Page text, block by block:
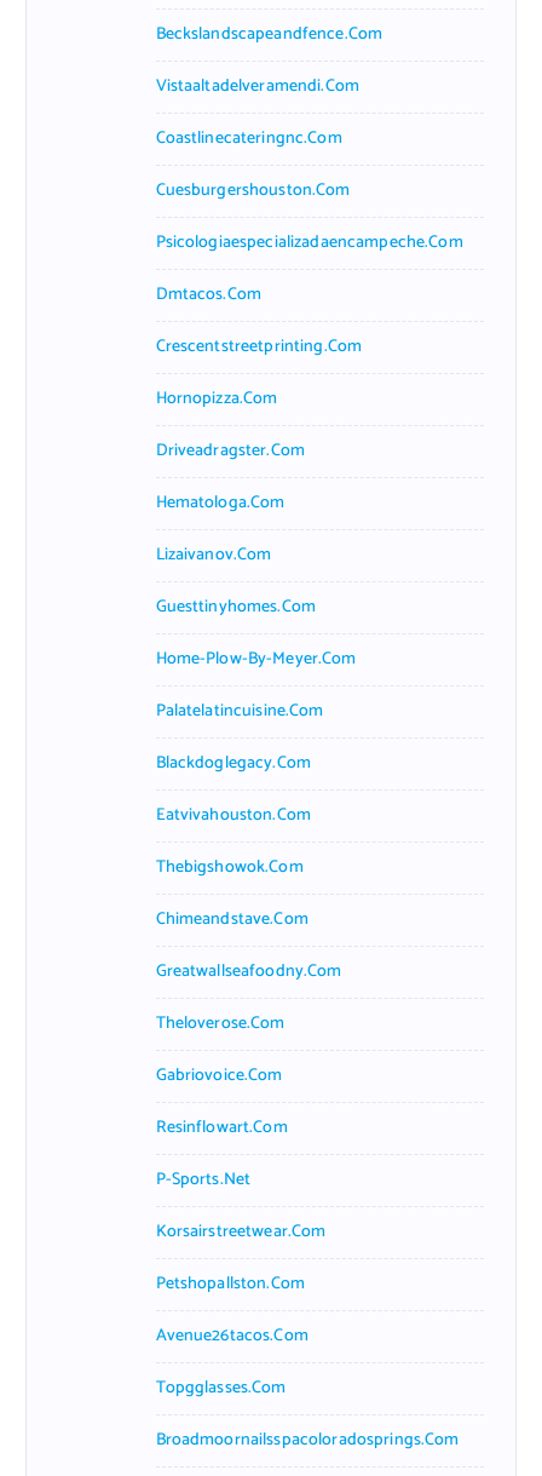
Beckslandscapeandfence.com
Vistaaltadelveramendi.com
Coastlinecateringnc.com
Cuesburgershouston.com
Psicologiaespecializadaencampeche.com
Dmtacos.com
Crescentstreetprinting.com
Hornopizza.com
Driveadragster.com
Hematologa.com
Lizaivanov.com
Guesttinyhomes.com
Home-Plow-By-Meyer.com
Palatelatincuisine.com
Blackdoglegacy.com
Eatvivahouston.com
Thebigshowok.com
Chimeandstave.com
Greatwallseafoodny.com
Theloverose.com
Gabriovoice.com
Resinflowart.com
P-Sports.net
Korsairstreetwear.com
Petshopallston.com
Avenue26tacos.com
Topgglasses.com
Broadmoornailsspacoloradosprings.com